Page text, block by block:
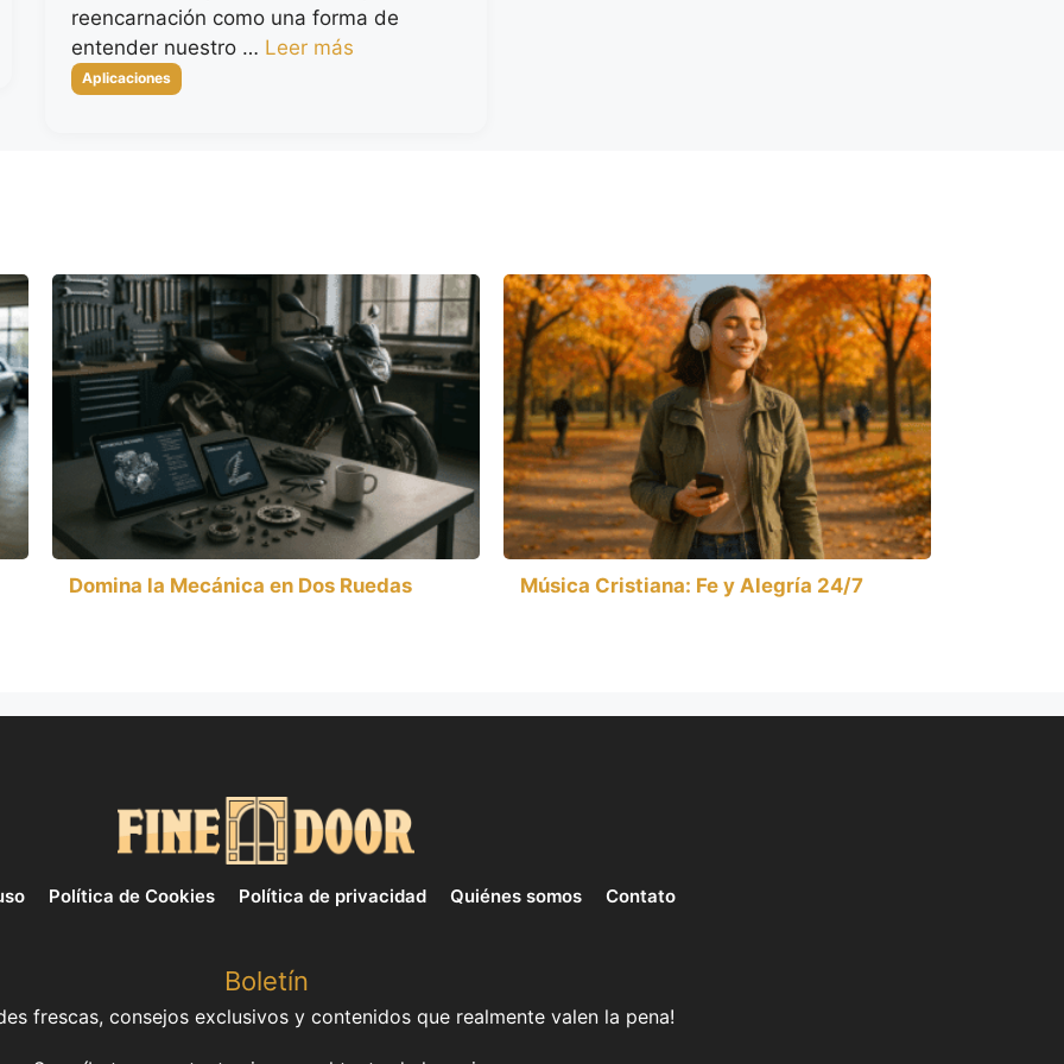
reencarnación como una forma de
entender nuestro … Leer más
Categorías
Aplicaciones
Domina la Mecánica en Dos Ruedas Música Cristiana: Fe y Alegría 24/7
Política de Cookies Política de privacidad Quiénes somos Contato
Boletín
frescas, consejos exclusivos y contenidos que realmente valen la pena!